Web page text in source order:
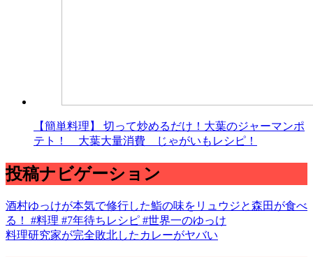
【簡単料理】 切って炒めるだけ！大葉のジャーマンポ
テト！ 大葉大量消費 じゃがいもレシピ！
投稿ナビゲーション
酒村ゆっけが本気で修行した鮨の味をリュウジと森田が食べ
る！ #料理 #7年待ちレシピ #世界一のゆっけ
料理研究家が完全敗北したカレーがヤバい